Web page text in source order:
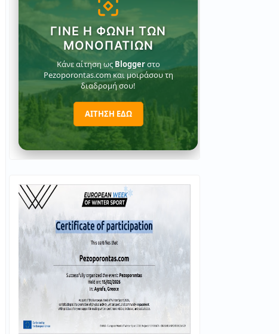
ΓΊΝΕ Η ΦΩΝΉ ΤΩΝ
ΜΟΝΟΠΑΤΙΏΝ
Κάνε αίτηση ως Bloggerστο
Pezoporontas.com και μοιράσου τη
διαδρομή σου!
ΑΙΤΗΣΗ ΕΔΩ